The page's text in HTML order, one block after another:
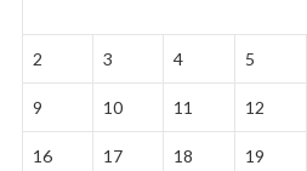
2 3 4 5
9 10 11 12
16 17 18 19